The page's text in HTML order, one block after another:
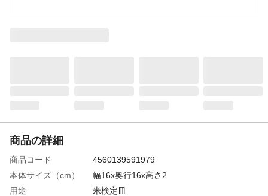
商品の詳細
商品コード
4560139591979
本体サイズ（cm）
幅16x奥行16x高さ2
用途
米検定皿